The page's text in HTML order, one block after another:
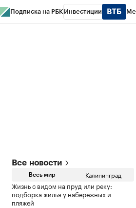
Подписка на РБК Инвестиции
Все новости
Весь мир Калининград
Жизнь с видом на пруд или реку:
подборка жилья у набережных и
пляжей